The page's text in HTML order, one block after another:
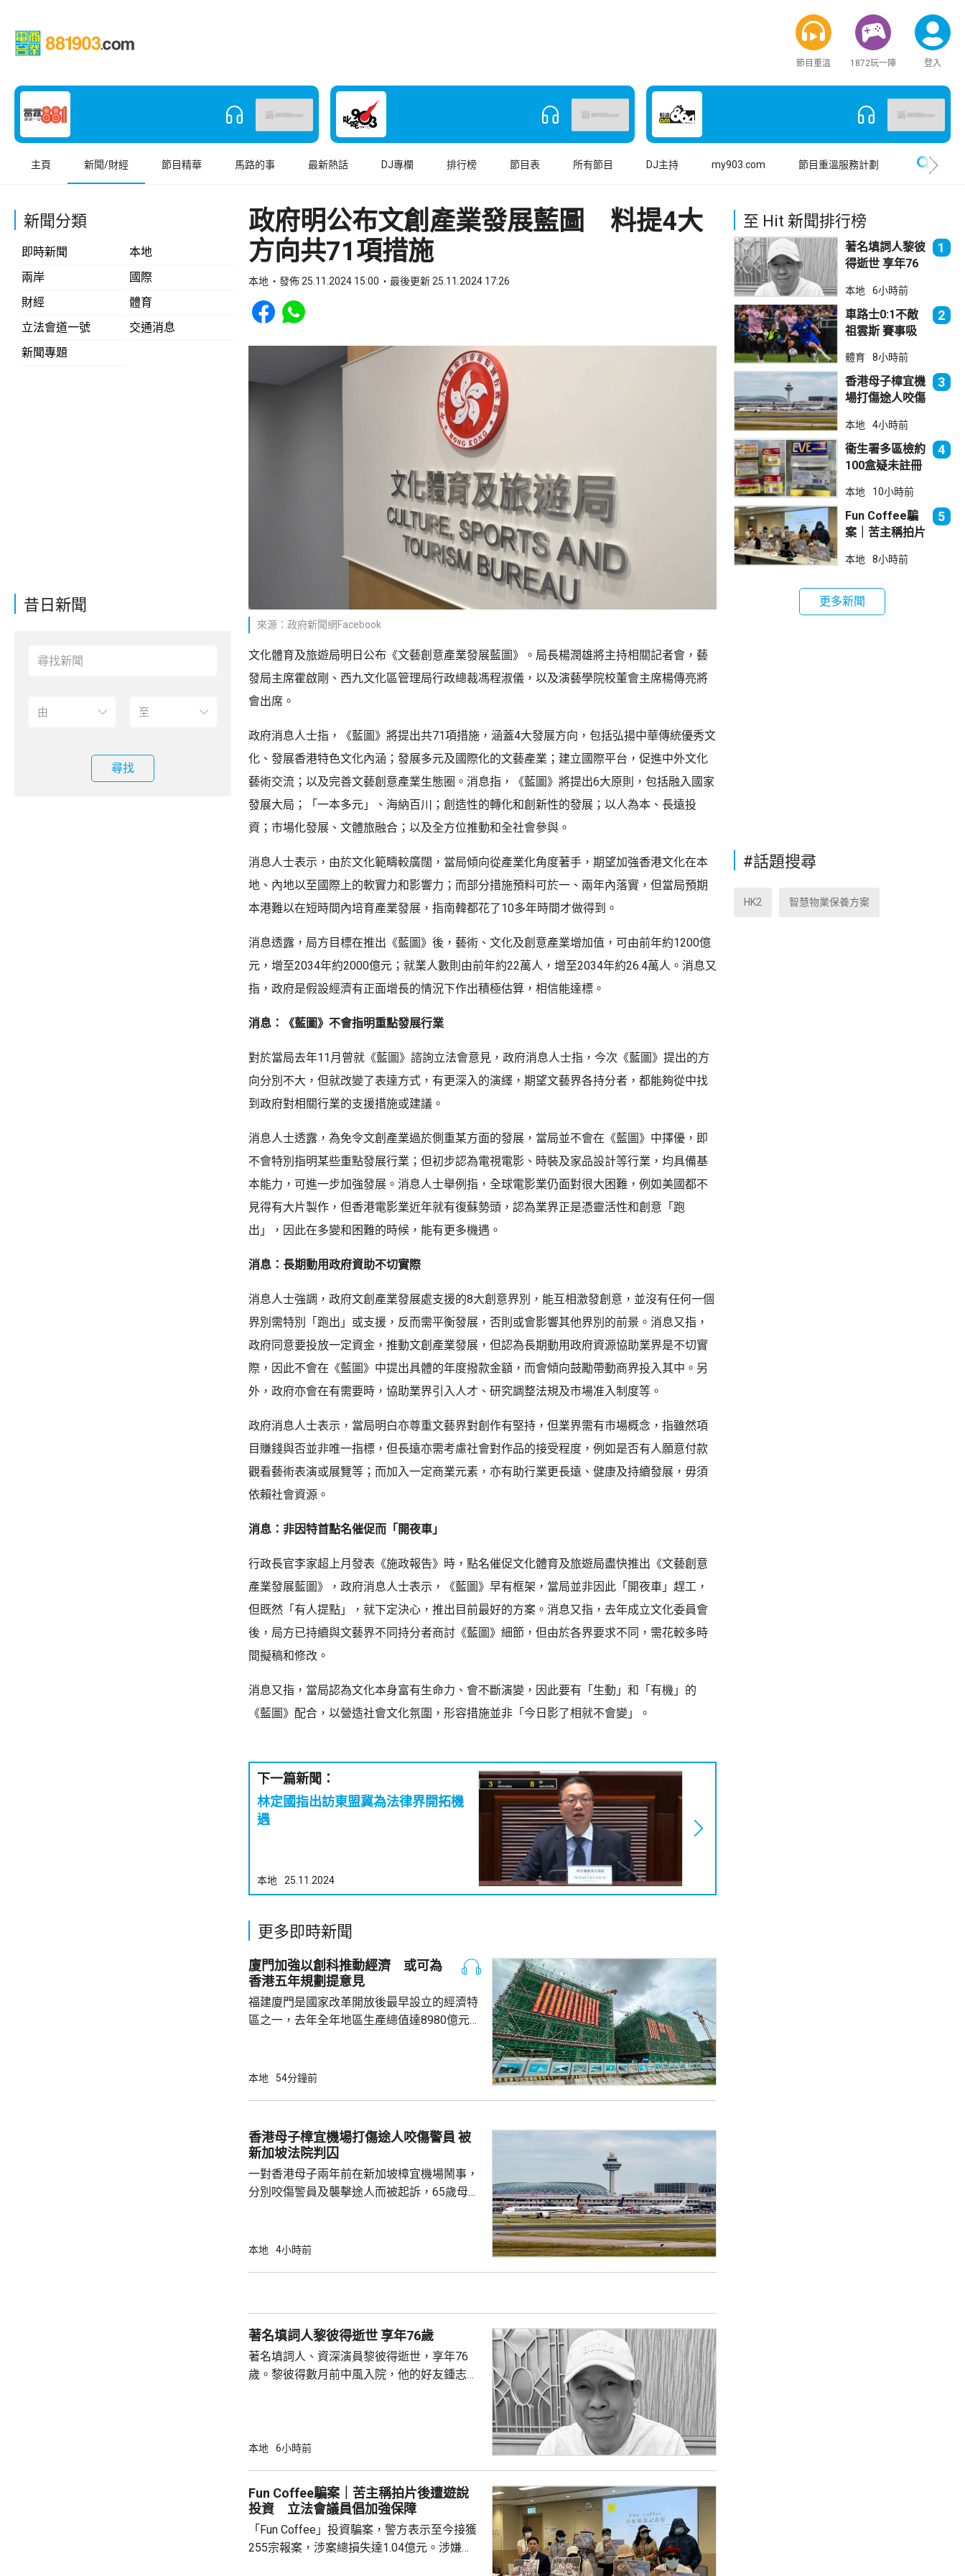
節目重溫 1872玩一陣 登入
主頁 新聞/財經 節目精華 馬路的事 最新熱話 DJ專欄 排行榜 節目表 所有節目 DJ主持 my903.com 節目重溫服務計劃
新聞分類
即時新聞
本地
兩岸
國際
財經
體育
立法會道一號
交通消息
新聞專題
昔日新聞
尋找
政府明公布文創產業發展藍圖 料提4大
方向共71項措施
本地 發佈 25.11.2024 15:00 最後更新 25.11.2024 17:26
Share to Facebook
Share to WhatsApp
來源：政府新聞網Facebook
文化體育及旅遊局明日公布《文藝創意產業發展藍圖》。局長楊潤雄將主持相關記者會，藝
發局主席霍啟剛、西九文化區管理局行政總裁馮程淑儀，以及演藝學院校董會主席楊傳亮將
會出席。
政府消息人士指，《藍圖》將提出共71項措施，涵蓋4大發展方向，包括弘揚中華傳統優秀文
化、發展香港特色文化內涵；發展多元及國際化的文藝產業；建立國際平台，促進中外文化
藝術交流；以及完善文藝創意產業生態圈。消息指，《藍圖》將提出6大原則，包括融入國家
發展大局；「一本多元」、海納百川；創造性的轉化和創新性的發展；以人為本、長遠投
資；市場化發展、文體旅融合；以及全方位推動和全社會參與。
消息人士表示，由於文化範疇較廣闊，當局傾向從產業化角度著手，期望加強香港文化在本
地、內地以至國際上的軟實力和影響力；而部分措施預料可於一、兩年內落實，但當局預期
本港難以在短時間內培育產業發展，指南韓都花了10多年時間才做得到。
消息透露，局方目標在推出《藍圖》後，藝術、文化及創意產業增加值，可由前年約1200億
元，增至2034年約2000億元；就業人數則由前年約22萬人，增至2034年約26.4萬人。消息又
指，政府是假設經濟有正面增長的情況下作出積極估算，相信能達標。
消息：《藍圖》不會指明重點發展行業
對於當局去年11月曾就《藍圖》諮詢立法會意見，政府消息人士指，今次《藍圖》提出的方
向分別不大，但就改變了表達方式，有更深入的演繹，期望文藝界各持分者，都能夠從中找
到政府對相關行業的支援措施或建議。
消息人士透露，為免令文創產業過於側重某方面的發展，當局並不會在《藍圖》中擇優，即
不會特別指明某些重點發展行業；但初步認為電視電影、時裝及家品設計等行業，均具備基
本能力，可進一步加強發展。消息人士舉例指，全球電影業仍面對很大困難，例如美國都不
見得有大片製作，但香港電影業近年就有復蘇勢頭，認為業界正是憑靈活性和創意「跑
出」，因此在多變和困難的時候，能有更多機遇。
消息：長期動用政府資助不切實際
消息人士強調，政府文創產業發展處支援的8大創意界別，能互相激發創意，並沒有任何一個
界別需特別「跑出」或支援，反而需平衡發展，否則或會影響其他界別的前景。消息又指，
政府同意要投放一定資金，推動文創產業發展，但認為長期動用政府資源協助業界是不切實
際，因此不會在《藍圖》中提出具體的年度撥款金額，而會傾向鼓勵帶動商界投入其中。另
外，政府亦會在有需要時，協助業界引入人才、研究調整法規及市場准入制度等。
政府消息人士表示，當局明白亦尊重文藝界對創作有堅持，但業界需有市場概念，指雖然項
目賺錢與否並非唯一指標，但長遠亦需考慮社會對作品的接受程度，例如是否有人願意付款
觀看藝術表演或展覽等；而加入一定商業元素，亦有助行業更長遠、健康及持續發展，毋須
依賴社會資源。
消息：非因特首點名催促而「開夜車」
行政長官李家超上月發表《施政報告》時，點名催促文化體育及旅遊局盡快推出《文藝創意
產業發展藍圖》，政府消息人士表示，《藍圖》早有框架，當局並非因此「開夜車」趕工，
但既然「有人提點」，就下定決心，推出目前最好的方案。消息又指，去年成立文化委員會
後，局方已持續與文藝界不同持分者商討《藍圖》細節，但由於各界要求不同，需花較多時
間擬稿和修改。
消息又指，當局認為文化本身富有生命力、會不斷演變，因此要有「生動」和「有機」的
《藍圖》配合，以營造社會文化氛圍，形容措施並非「今日影了相就不會變」。
下一篇新聞：
林定國指出訪東盟冀為法律界開拓機
遇
本地 25.11.2024
更多即時新聞
廈門加強以創科推動經濟 或可為
香港五年規劃提意見
福建廈門是國家改革開放後最早設立的經濟特
區之一，去年全年地區生產總值達8980億元人
創新科技引領工程，加快建設多個科學城和實
級海洋高新園區，採用「政府統籌+市場化營
運」模式，累計已完成13個項目，並有54個重
點推進項目，總...
本地 54分鐘前
香港母子樟宜機場打傷途人咬傷警員 被
新加坡法院判囚
一對香港母子兩年前在新加坡樟宜機場鬧事，
分別咬傷警員及襲擊途人而被起訴，65歲母親
成，到周一判刑，母親被判入獄6個月，兒子
向母親，期間一名69歲男子上前慰問，但被要
求行開，兒子期間不斷挑釁對方...
本地 4小時前
著名填詞人黎彼得逝世 享年76歲
著名填詞人、資深演員黎彼得逝世，享年76
歲。黎彼得數月前中風入院，他的好友鍾志光
詞，當中與歌神許冠傑合作無間，創作出《浪
《有酒今朝醉》等眾多經典歌曲。他曾在本台
主持深夜清談節目《豪情夜話》，亦曾任職編
劇及電影監製，並參與電影及電視劇演出...
本地 6小時前
Fun Coffee騙案｜苦主稱拍片後遭遊說
投資 立法會議員倡加強保障
「Fun Coffee」投資騙案，警方表示至今接獲
255宗報案，涉案總損失達1.04億元。涉嫌
至 Hit 新聞排行榜
著名填詞人黎彼
得逝世 享年76
1
本地 6小時前
車路士0:1不敵
祖雲斯 賽事吸
入場
2
體育 8小時前
香港母子樟宜機
場打傷途人咬傷
法院判囚
3
本地 4小時前
衞生署多區檢約
100盒疑未註冊
拘38歲男子
4
本地 10小時前
Fun Coffee騙
案｜苦主稱拍片
立法會議員倡加
5
本地 8小時前
更多新聞
#話題搜尋
HK2 智慧物業保養方案